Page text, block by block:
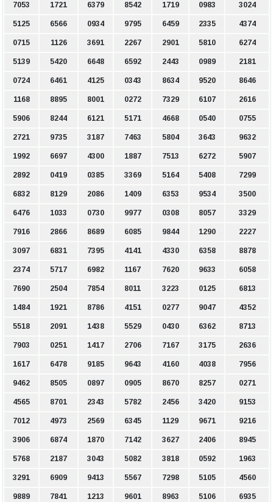
7053 1721 6379 8542 1719 0983 3024
5125 6566 0934 9795 6459 2335 4374
0715 1126 3691 2267 2901 5810 6274
5139 5420 6648 6592 2443 0989 2181
0724 6461 4125 0343 8634 9520 8646
1168 8895 8001 0272 7329 6107 2616
5906 8244 6121 5171 4668 0540 0755
2721 9735 3187 7463 5804 3643 9632
1992 6697 4300 1887 7513 6272 5907
2892 0419 0385 3369 5164 5408 7299
6832 8129 2086 1409 6353 9534 3500
6476 1033 0730 9977 0308 8057 3329
7916 2866 8689 6085 9844 1290 2227
3097 6831 7395 4141 4330 6358 8878
2374 5717 6982 1167 7620 9633 6058
7690 2504 7854 8011 3223 0125 6813
1484 1921 8786 4151 0277 9047 4352
5518 2091 1438 5529 0430 6362 8713
7903 0251 1417 2706 7167 3175 2636
1617 6478 9185 9643 4160 4038 7956
9462 8505 0897 0905 8670 8257 0271
4565 8701 2343 5782 2456 3420 9153
7012 4973 2569 6345 1129 9671 9216
3906 6874 1870 7142 3627 2406 8945
5768 2187 3043 5082 3818 0592 1963
3291 6909 9413 5567 7298 5105 4560
9889 7841 1213 9601 8963 5106 6935